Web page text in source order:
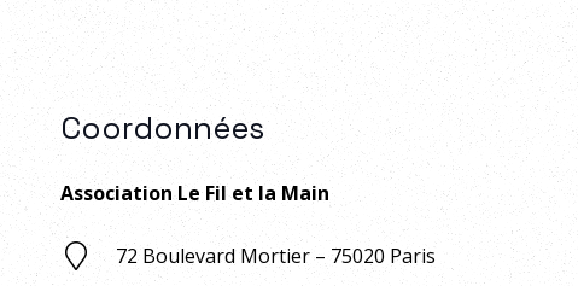
Coordonnées
Association Le Fil et la Main
72 Boulevard Mortier – 75020 Paris